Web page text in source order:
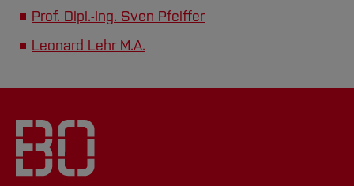
Prof. Dipl.-Ing. Sven Pfeiffer
Leonard Lehr M.A.